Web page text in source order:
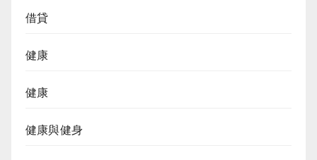
借貸
健康
健康
健康與健身